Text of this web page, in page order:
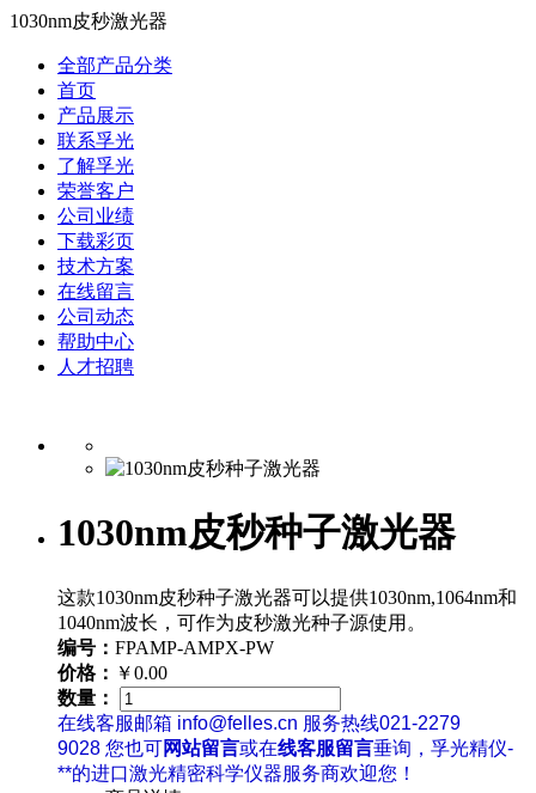
1030nm皮秒激光器
全部产品分类
首页
产品展示
联系孚光
了解孚光
荣誉客户
公司业绩
下载彩页
技术方案
在线留言
公司动态
帮助中心
人才招聘
1030nm皮秒种子激光器
这款1030nm皮秒种子激光器可以提供1030nm,1064nm和
1040nm波长，可作为皮秒激光种子源使用。
编号： FPAMP-AMPX-PW
价格： ￥0.00
数量：
在线客服邮箱 info@felles.cn 服务热线021-2279
9028 您也可网站留言或在线客服留言垂询，孚光精仪-
**的进口激光精密科学仪器服务商欢迎您！